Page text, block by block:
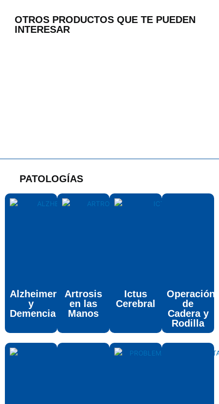
OTROS PRODUCTOS QUE TE PUEDEN
INTERESAR
PATOLOGÍAS
Alzheimer
y
Demencia
Artrosis
en las
Manos
Ictus
Cerebral
Operación
de
Cadera y
Rodilla